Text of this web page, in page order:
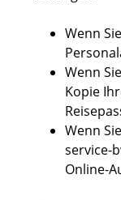
Wenn
Wenn
Kopie
Wenn
service-
Online-